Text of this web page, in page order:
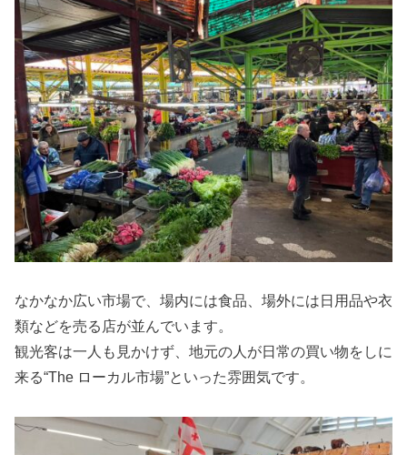
なかなか広い市場で、場内には食品、場外には日用品や衣
類などを売る店が並んでいます。
観光客は一人も見かけず、地元の人が日常の買い物をしに
来る“The ローカル市場”といった雰囲気です。